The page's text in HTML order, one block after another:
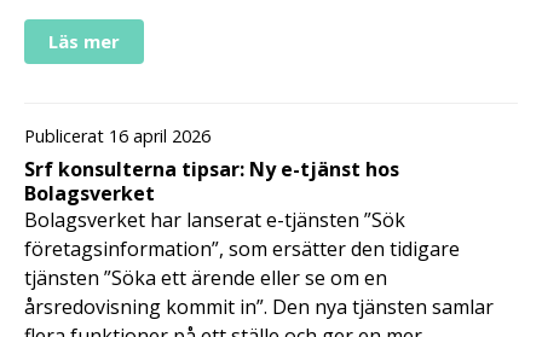
Läs mer
Publicerat 16 april 2026
Srf konsulterna tipsar: Ny e-tjänst hos
Bolagsverket
Bolagsverket har lanserat e-tjänsten ”Sök
företagsinformation”, som ersätter den tidigare
tjänsten ”Söka ett ärende eller se om en
årsredovisning kommit in”. Den nya tjänsten samlar